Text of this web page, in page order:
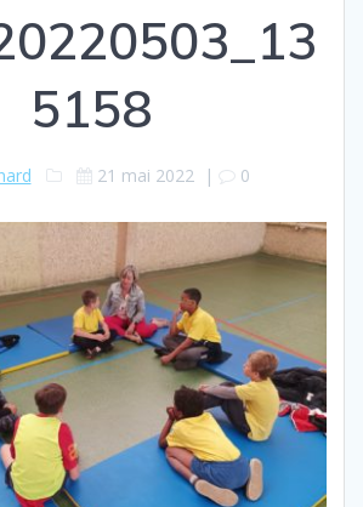
5158
21 mai 2022 | 0